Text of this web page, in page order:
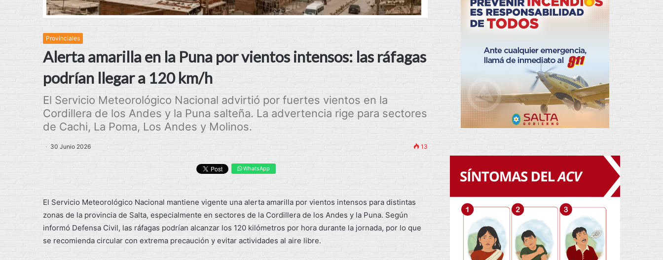
Provinciales
Alerta amarilla en la Puna por vientos intensos: las ráfagas
podrían llegar a 120 km/h
El Servicio Meteorológico Nacional advirtió por fuertes vientos en la
Cordillera de los Andes y la Puna salteña. La advertencia rige para sectores
de Cachi, La Poma, Los Andes y Molinos.
30 Junio 2026 13
WhatsApp
El Servicio Meteorológico Nacional mantiene vigente una alerta amarilla por vientos intensos para distintas
zonas de la provincia de Salta, especialmente en sectores de la Cordillera de los Andes y la Puna. Según
informó Defensa Civil, las ráfagas podrían alcanzar los 120 kilómetros por hora durante la jornada, por lo que
se recomienda circular con extrema precaución y evitar actividades al aire libre.